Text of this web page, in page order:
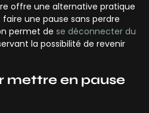
offre une alternative pratique
une pause sans perdre
permet de se déconnecter du
la possibilité de revenir
mettre en pause